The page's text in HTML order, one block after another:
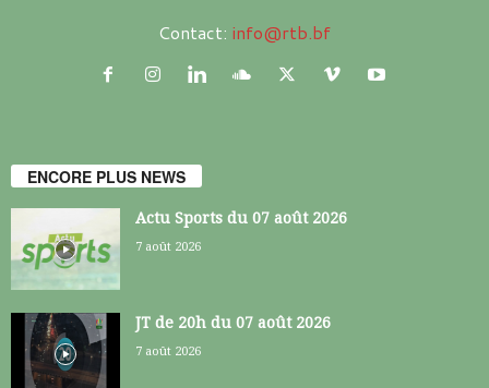
Contact: info@rtb.bf
ENCORE PLUS NEWS
Actu Sports du 07 août 2026
7 août 2026
JT de 20h du 07 août 2026
7 août 2026